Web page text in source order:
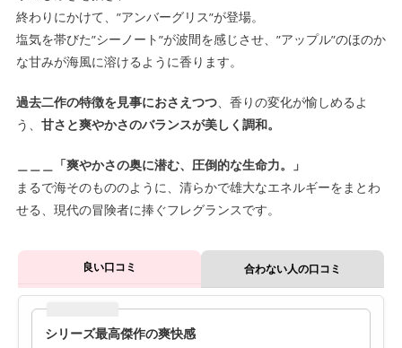
終わりにかけて、”アンバーグリス”が登場。
塩気を帯びた”シーノート”が波間を感じさせ、”アップル”のほのか
な甘みが海風に溶けるように香ります。
過去二作の特徴を見事におさえつつ、香りの変化が愉しめるよ
う、 甘さと爽やかさのバランスが美しく調和。
＿＿＿「爽やかさの奥に潜む、圧倒的な生命力。」
まるで海そのもののように、清らかで雄大なエネルギーをまとわ
せる、現代の冒険者に捧ぐフレグランスです。
良い口コミ 合わない人の口コミ
シリーズ最高傑作の爽快感